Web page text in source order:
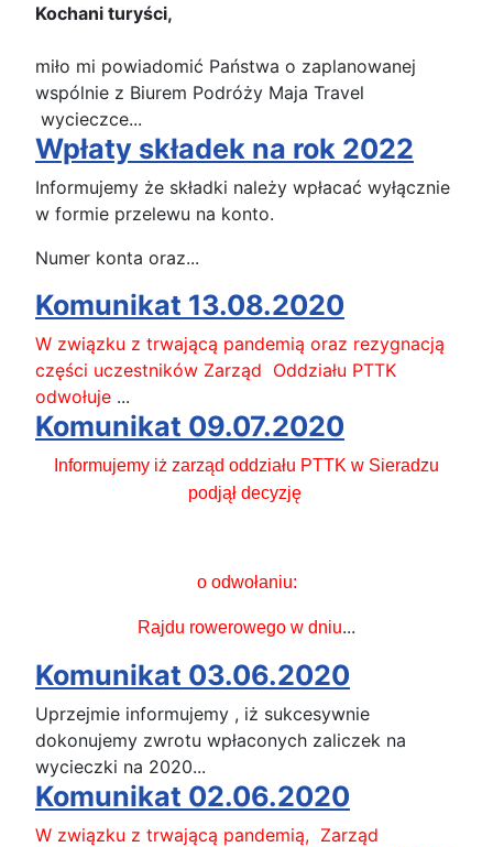
Kochani turyści,
miło mi powiadomić Państwa o zaplanowanej
wspólnie z Biurem Podróży Maja Travel
wycieczce...
Wpłaty składek na rok 2022
Informujemy że składki należy wpłacać wyłącznie
w formie przelewu na konto.
Numer konta oraz...
Komunikat 13.08.2020
W związku z trwającą pandemią oraz rezygnacją
części uczestników Zarząd Oddziału PTTK
odwołuje ...
Komunikat 09.07.2020
Informujemy iż zarząd oddziału PTTK w Sieradzu
podjął decyzję
o odwołaniu:
Rajdu rowerowego w dniu...
Komunikat 03.06.2020
Uprzejmie informujemy , iż sukcesywnie
dokonujemy zwrotu wpłaconych zaliczek na
wycieczki na 2020...
Komunikat 02.06.2020
W związku z trwającą pandemią, Zarząd